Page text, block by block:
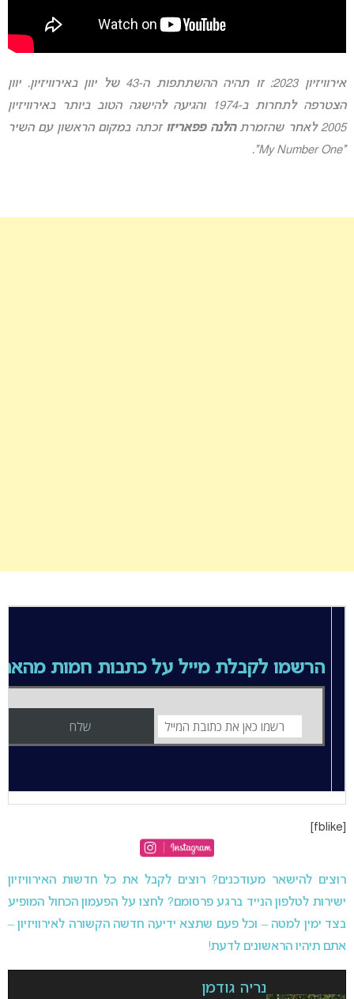
אירוויזיון 2023: זו תהיה ההשתתפות ה-43 של יוון באירוויזיון. יוון
הצטרפה לתחרות ב-1974 והגיעה להישגה הטוב ביותר באירוויזיון
2005 לאחר שהזמרת
הלנה פפאריזו זכתה במקום הראשון עם השיר
“My Number One”.
הרשמו לקבלת מייל על כתבות חמות
רוצים להישאר מעודכנים? רוצים לקבל את כל חדשות האירוויזיון
ישירות לטלפון הנייד ברגע פרסומם? לחצו על הפעמון הכחול המופיע
בצד ימין למטה – וכל פעם שתצא ידיעה חדשה הקשורה לאירוויזיון –
אתם תיהיו הראשונים לדעת!
נריה גודמן